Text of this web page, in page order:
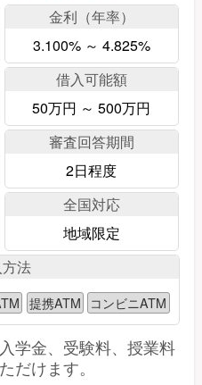
金利（年率）
3.100% ～ 4.825%
借入可能額
50万円 ～ 500万円
審査回答期間
2日程度
全国対応
地域限定
法
提携ATM コンビニATM
学金、受験料、授業料
だけます。